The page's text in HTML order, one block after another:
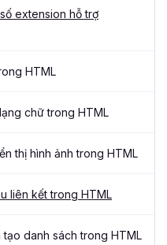
extension hỗ trợ
HTML
chữ trong HTML
thị hình ảnh trong HTML
liên kết trong HTML
danh sách trong HTML